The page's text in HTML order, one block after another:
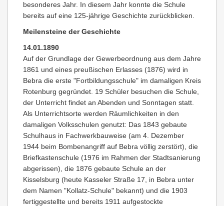
besonderes Jahr. In diesem Jahr konnte die Schule
bereits auf eine 125-jährige Geschichte zurückblicken.
Meilensteine der Geschichte
14.01.1890
Auf der Grundlage der Gewerbeordnung aus dem Jahre
1861 und eines preußischen Erlasses (1876) wird in
Bebra die erste "Fortbildungsschule" im damaligen Kreis
Rotenburg gegründet. 19 Schüler besuchen die Schule,
der Unterricht findet an Abenden und Sonntagen statt.
Als Unterrichtsorte werden Räumlichkeiten in den
damaligen Volksschulen genutzt: Das 1843 gebaute
Schulhaus in Fachwerkbauweise (am 4. Dezember
1944 beim Bombenangriff auf Bebra völlig zerstört), die
Briefkastenschule (1976 im Rahmen der Stadtsanierung
abgerissen), die 1876 gebaute Schule an der
Kisselsburg (heute Kasseler Straße 17, in Bebra unter
dem Namen "Kollatz-Schule" bekannt) und die 1903
fertiggestellte und bereits 1911 aufgestockte